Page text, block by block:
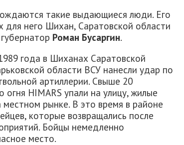
такие выдающиеся люди. Его
него Шихан, Саратовской области
Роман Бусаргин.
года в Шиханах Саратовской
области ВСУ нанесли удар по
артиллерии. Свыше 20
HIMARS упали на улицу, жилые
местном рынке. В это время в районе
которые возвращались после
Бойцы немедленно
место.